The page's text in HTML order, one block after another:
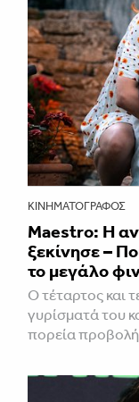
ΚΙΝΗΜΑΤΟΓΡΆΦΟΣ
Maestro: Η
ξεκίνησε –
το μεγάλο
Ο τέταρτος και
γυρίσματά του
πορεία